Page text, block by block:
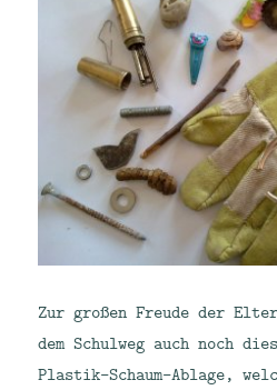
Zur großen Freude der
dem Schulweg auch noch
Plastik-Schaum-Ablage,